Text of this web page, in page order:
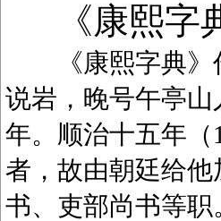
《康熙
《康熙字典》作
说岩，晚号午亭
年。顺治十五年
者，故由朝廷给
书、吏部尚书等